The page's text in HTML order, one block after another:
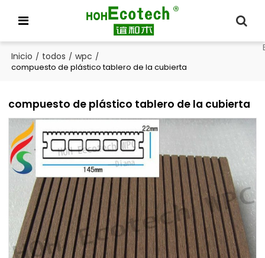
Inicio / todos / wpc /
compuesto de plástico tablero de la cubierta
compuesto de plástico tablero de la cubierta